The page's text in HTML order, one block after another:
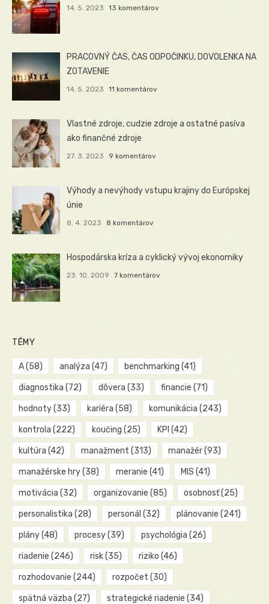
14. 5. 2023 13 komentárov
PRACOVNÝ ČAS, ČAS ODPOČINKU, DOVOLENKA NA
ZOTAVENIE
14. 5. 2023 11 komentárov
Vlastné zdroje, cudzie zdroje a ostatné pasíva
ako finančné zdroje
27. 3. 2023 9 komentárov
Výhody a nevýhody vstupu krajiny do Európskej
únie
8. 4. 2023 8 komentárov
Hospodárska kríza a cyklický vývoj ekonomiky
23. 10. 2009 7 komentárov
TÉMY
A(58) analýza (47) benchmarking (41)
diagnostika (72) dôvera (33) financie (71)
hodnoty(33) kariéra (58) komunikácia (243)
kontrola (222) koučing (25) KPI (42)
kultúra (42) manažment (313) manažér(93)
manažérske hry(38) meranie (41) MIS (41)
motivácia (32) organizovanie (85) osobnosť(25)
personalistika (28) personál (32) plánovanie (241)
plány(48) procesy(39) psychológia (26)
riadenie (246) risk(35) riziko (46)
rozhodovanie (244) rozpočet (30)
spätná väzba (27) strategické riadenie (34)